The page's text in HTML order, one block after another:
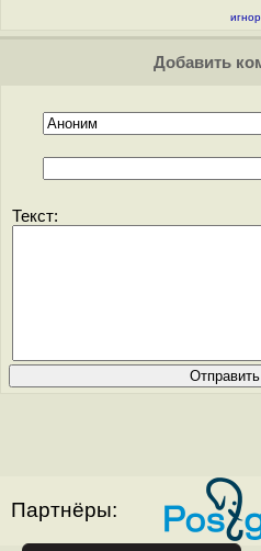
Добавить
Текст:
Партнёры: